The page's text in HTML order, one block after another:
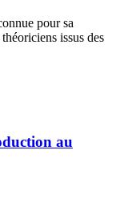
pour sa
issus des
au